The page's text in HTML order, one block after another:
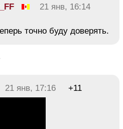
21 янв, 16:14
точно буду доверять.
21 янв, 17:16 +11